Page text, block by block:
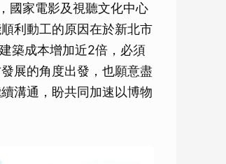
國家電影及視聽文化中心
利動工的原因在於新北市
築成本增加近2倍，必須
展的角度出發，也願意盡
溝通，盼共同加速以博物